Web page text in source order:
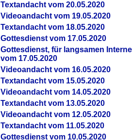
Textandacht vom 20.05.2020
Videoandacht vom 19.05.2020
Textandacht vom 18.05.2020
Gottesdienst vom 17.05.2020
Gottesdienst, für langsamen
vom 17.05.2020
Videoandacht vom 16.05.2020
Textandacht vom 15.05.2020
Videoandacht vom 14.05.2020
Textandacht vom 13.05.2020
Videoandacht vom 12.05.2020
Textandacht vom 11.05.2020
Gottesdienst vom 10.05.2020